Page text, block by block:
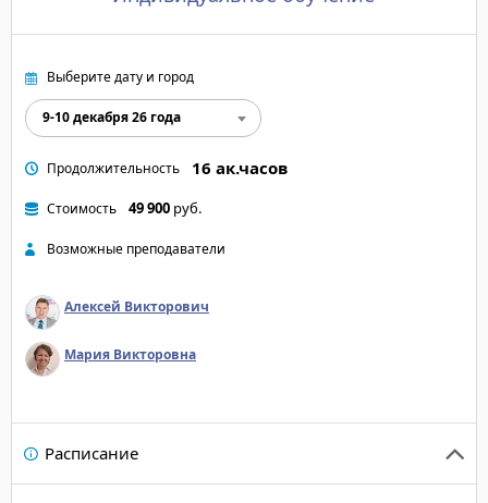
Выберите дату и город
9-10 декабря 26 года
Продолжительность 16 ак.часов
Стоимость 49 900 руб.
Возможные преподаватели
Алексей Викторович
Мария Викторовна
Расписание